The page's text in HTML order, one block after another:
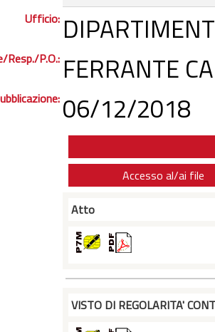
Ufficio:
Resp./P.O.: FERRANTE
06/12/2018
Accesso al/ai file
Atto
VISTO DI REGOLARITA'